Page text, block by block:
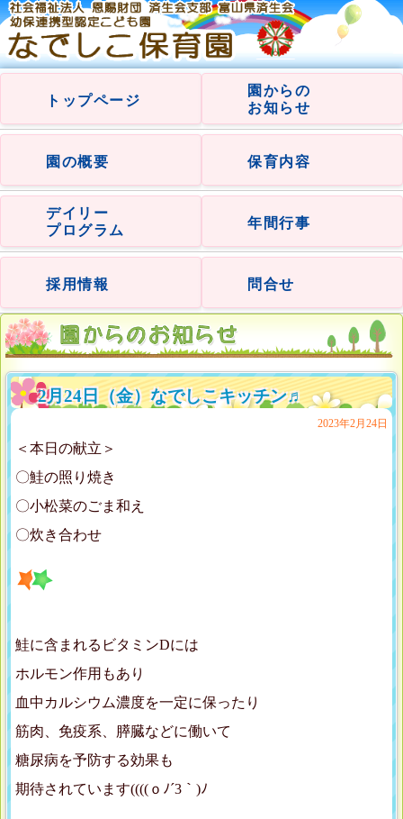
トップページ
園からの
お知らせ
園の概要 保育内容
デイリー
プログラム
年間行事
採用情報 問合せ
2月24日（金）なでしこキッチン♬
2023年2月24日
＜本日の献立＞
〇鮭の照り焼き
〇小松菜のごま和え
〇炊き合わせ
鮭に含まれるビタミンDには
ホルモン作用もあり
血中カルシウム濃度を一定に保ったり
筋肉、免疫系、膵臓などに働いて
糖尿病を予防する効果も
期待されています((((ｏﾉ´3｀)ﾉ